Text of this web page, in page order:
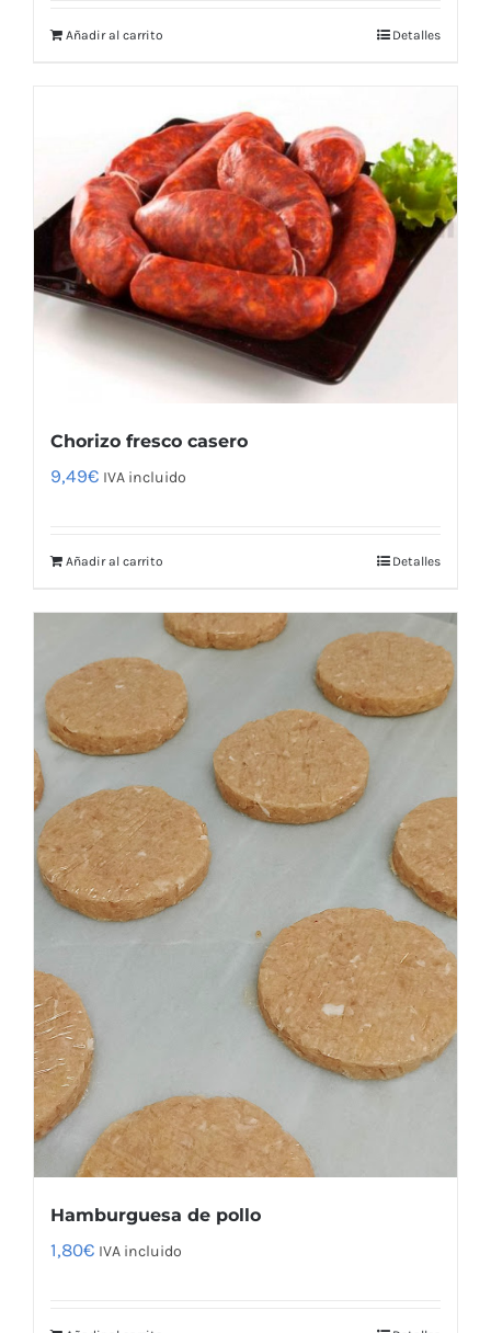
Añadir al carrito Detalles
Chorizo fresco casero
9,49€ IVA incluido
Añadir al carrito Detalles
Hamburguesa de pollo
1,80€ IVA incluido